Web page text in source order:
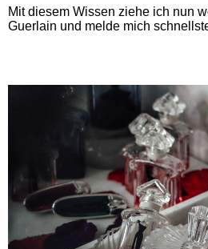
Mit diesem Wissen ziehe ich nun
Guerlain und melde mich